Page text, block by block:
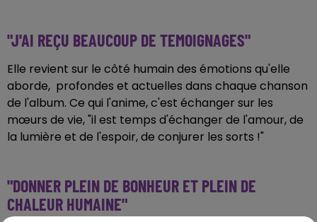
"J'AI REÇU BEAUCOUP DE TEMOIGNAGES"
Elle revient sur le côté humain des émotions qu'elle
aborde, profondes et actuelles dans chaque chanson
de l'album. Ce qui l'anime, c'est échanger sur les
mœurs de vie, "il est temps d'échanger de l'amour, de
la lumière et de l'espoir, de conjurer les sorts !"
"DONNER PLEIN DE BONHEUR ET PLEIN DE
CHALEUR HUMAINE"